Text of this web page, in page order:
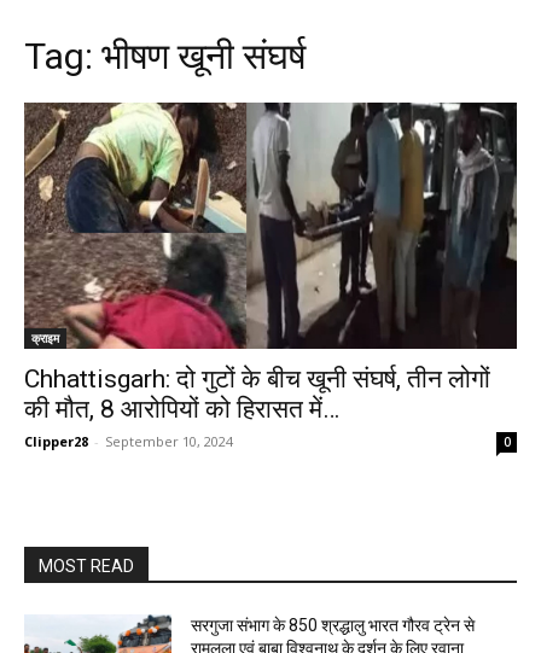
Tag: भीषण खूनी संघर्ष
क्राइम
Chhattisgarh: दो गुटों के बीच खूनी संघर्ष, तीन लोगों
की मौत, 8 आरोपियों को हिरासत में…
Clipper28 - September 10, 2024 0
MOST READ
सरगुजा संभाग के 850 श्रद्धालु भारत गौरव ट्रेन से
रामलला एवं बाबा विश्वनाथ के दर्शन के लिए रवाना